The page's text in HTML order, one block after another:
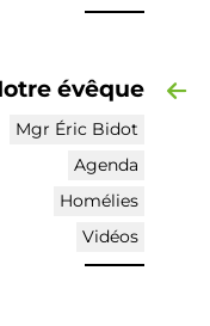
évêque
Mgr Éric Bidot
Agenda
Homélies
Vidéos